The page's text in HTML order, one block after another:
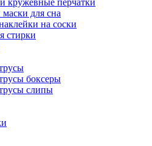
кружевные перчатки
для сна
на соски
стирки
боксеры
слипы